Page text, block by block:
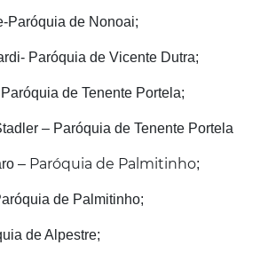
Paróquia de Nonoai;
Paróquia de Vicente Dutra;
de Tenente Portela;
– Paróquia de Tenente Portela
– Paróquia de Palmitinho;
de Palmitinho;
de Alpestre;